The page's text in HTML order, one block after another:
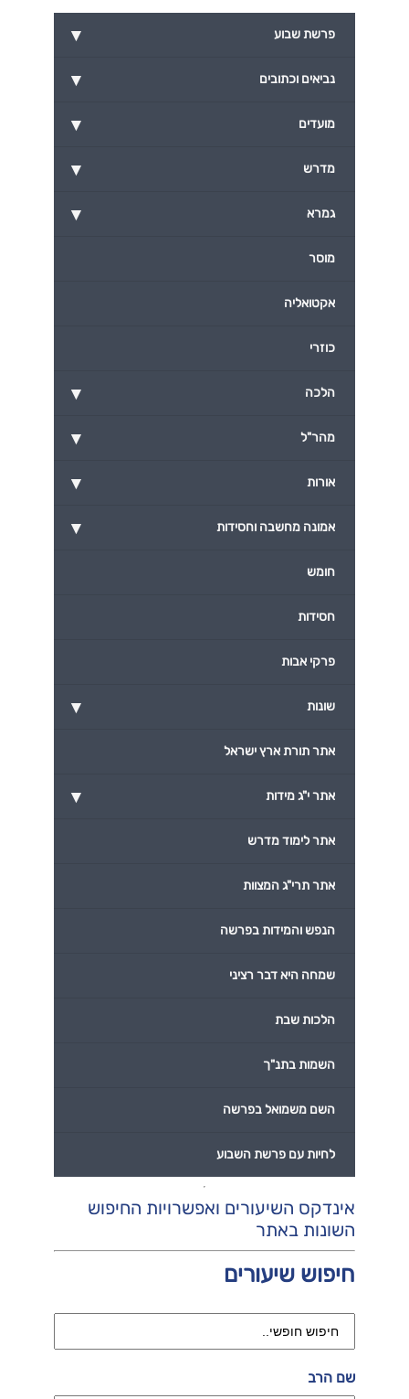
אינדקס השיעורים ואפשרויות החיפוש
השונות באתר
חיפוש שיעורים
שם הרב
▾ פרשת שבוע
▾ נביאים וכתובים
▾ מועדים
▾ מדרש
▾ גמרא
מוסר
אקטואליה
כוזרי
▾ הלכה
▾ מהר"ל
▾ אורות
▾ אמונה מחשבה וחסידות
חומש
חסידות
פרקי אבות
▾ שונות
אתר תורת ארץ ישראל
▾ אתר י"ג מידות
אתר לימוד מדרש
אתר תרי"ג המצוות
הנפש והמידות בפרשה
שמחה היא דבר רציני
הלכות שבת
השמות בתנ"ך
השם משמואל בפרשה
לחיות עם פרשת השבוע